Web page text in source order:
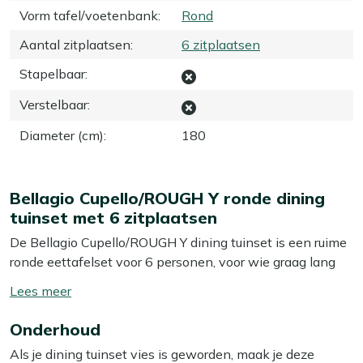
Vorm tafel/voetenbank:
Rond
Aantal zitplaatsen:
6 zitplaatsen
Stapelbaar:
Verstelbaar:
Diameter (cm): 180
Bellagio Cupello/ROUGH Y ronde dining
tuinset met 6 zitplaatsen
De Bellagio Cupello/ROUGH Y dining tuinset is een ruime
ronde eettafelset voor 6 personen, voor wie graag lang
grote teakhouten ronde tafel van 180 cm en lichte
beenruimte en een fijne, comfortabele zit. Dankzij het
aluminium frame verplaats je de stoelen makkelijk als je
Toon/verberg
meer
Onderhoud
Als je dining tuinset vies is geworden, maak je deze